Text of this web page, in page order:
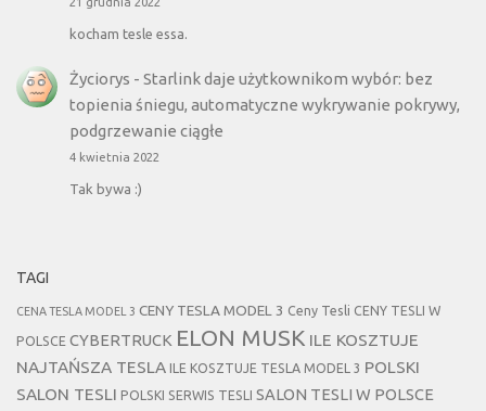
kocham tesle essa.
Życiorys - Starlink daje użytkownikom wybór: bez
topienia śniegu, automatyczne wykrywanie pokrywy,
podgrzewanie ciągłe
4 kwietnia 2022
Tak bywa :)
TAGI
CENA TESLA MODEL 3 CENY TESLA MODEL 3 Ceny Tesli CENY TESLI W
POLSCE CYBERTRUCK ELON MUSK ILE KOSZTUJE
NAJTAŃSZA TESLA
ILE KOSZTUJE TESLA MODEL 3 POLSKI
SALON TESLI POLSKI SERWIS TESLI SALON TESLI W POLSCE